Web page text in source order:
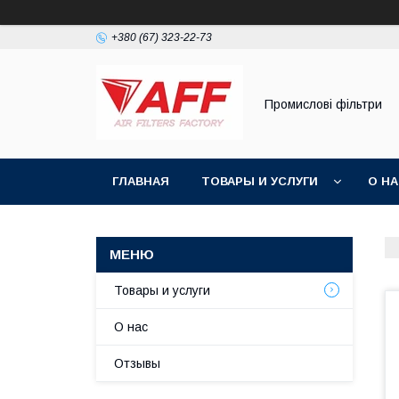
+380 (67) 323-22-73
Промислові фільтри
ГЛАВНАЯ ТОВАРЫ И УСЛУГИ О
Товары и услуги
О нас
Отзывы